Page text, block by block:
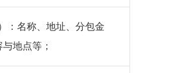
：名称、地址、分包金
地点等；